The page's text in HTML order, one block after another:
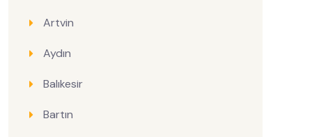
Artvin
Aydın
Balıkesir
Bartın